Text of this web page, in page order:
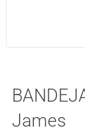
James